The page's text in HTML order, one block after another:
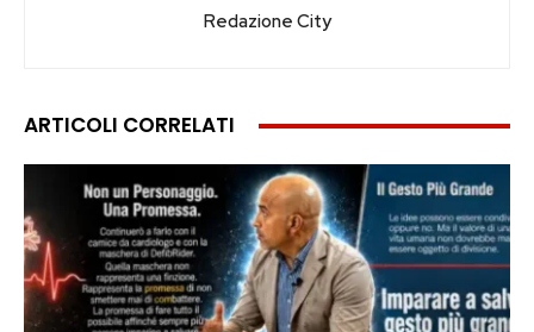
Redazione City
ARTICOLI CORRELATI